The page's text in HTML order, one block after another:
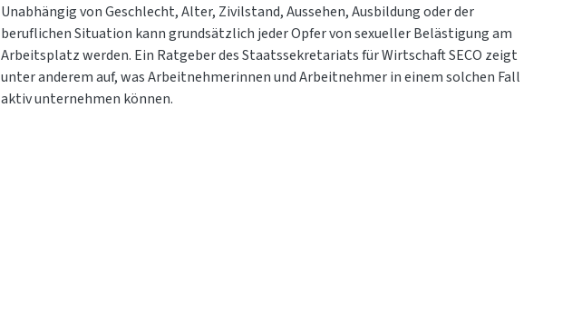
Unabhängig von Geschlecht, Alter, Zivilstand, Aussehen, Ausbildung oder der
beruflichen Situation kann grundsätzlich jeder Opfer von sexueller Belästigung am
Arbeitsplatz werden. Ein Ratgeber des Staatssekretariats für Wirtschaft SECO zeigt
unter anderem auf, was Arbeitnehmerinnen und Arbeitnehmer in einem solchen Fall
aktiv unternehmen können.